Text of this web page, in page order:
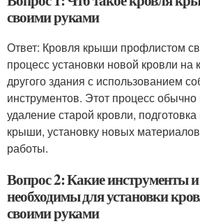
своими руками
Ответ: Кровля крыши профлистом
процесс установки новой кровли
другого здания с использованием
инструментов. Этот процесс обычно
удаление старой кровли,
крыши, установку новых
работы.
Вопрос 2: Какие инструменты
необходимы для установки
своими руками